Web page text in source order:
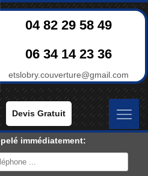
04 82 29 58 49
06 34 14 23 36
etslobry.couverture@gmail.com
Devis Gratuit
immédiatement: